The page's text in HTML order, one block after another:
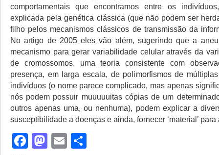
comportamentais que encontramos entre os
explicada pela genética clássica (que não podem ser
filho pelos mecanismos clássicos de transmissão da
No artigo de 2005 eles vão além, sugerindo que a
mecanismo para gerar variabilidade celular através da
de cromossomos, uma teoria consistente com
presença, em larga escala, de polimorfismos de
indivíduos (o nome parece complicado, mas apenas
nós podem possuir muuuuuitas cópias de um
outros apenas uma, ou nenhuma), podem explicar a
susceptibilidade a doenças e ainda, fornecer ‘material’
Facebook
Mastodon
Email